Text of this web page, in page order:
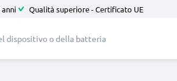
anni Qualità superiore - Certificato UE